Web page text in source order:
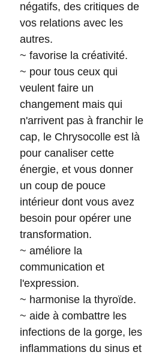
négatifs, des critiques de
vos relations avec les
autres.
~ favorise la créativité.
~ pour tous ceux qui
veulent faire un
changement mais qui
n'arrivent pas à franchir le
cap, le Chrysocolle est là
pour canaliser cette
énergie, et vous donner
un coup de pouce
intérieur dont vous avez
besoin pour opérer une
transformation.
~ améliore la
communication et
l'expression.
~ harmonise la thyroïde.
~ aide à combattre les
infections de la gorge, les
inflammations du sinus et